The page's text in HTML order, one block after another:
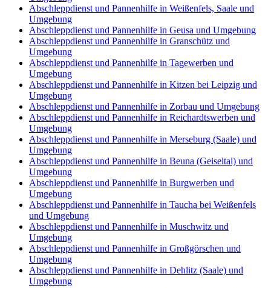
Abschleppdienst und Pannenhilfe in Weißenfels, Saale und
Umgebung
Abschleppdienst und Pannenhilfe in Geusa und Umgebung
Abschleppdienst und Pannenhilfe in Granschütz und
Umgebung
Abschleppdienst und Pannenhilfe in Tagewerben und
Umgebung
Abschleppdienst und Pannenhilfe in Kitzen bei Leipzig und
Umgebung
Abschleppdienst und Pannenhilfe in Zorbau und Umgebung
Abschleppdienst und Pannenhilfe in Reichardtswerben und
Umgebung
Abschleppdienst und Pannenhilfe in Merseburg (Saale) und
Umgebung
Abschleppdienst und Pannenhilfe in Beuna (Geiseltal) und
Umgebung
Abschleppdienst und Pannenhilfe in Burgwerben und
Umgebung
Abschleppdienst und Pannenhilfe in Taucha bei Weißenfels
und Umgebung
Abschleppdienst und Pannenhilfe in Muschwitz und
Umgebung
Abschleppdienst und Pannenhilfe in Großgörschen und
Umgebung
Abschleppdienst und Pannenhilfe in Dehlitz (Saale) und
Umgebung